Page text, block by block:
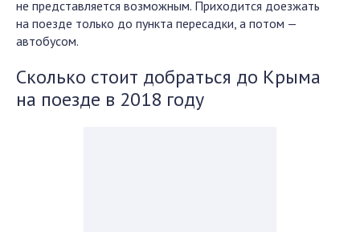
не представляется возможным. Приходится доезжать
на поезде только до пункта пересадки, а потом —
автобусом.
Сколько стоит добраться до Крыма
на поезде в 2018 году